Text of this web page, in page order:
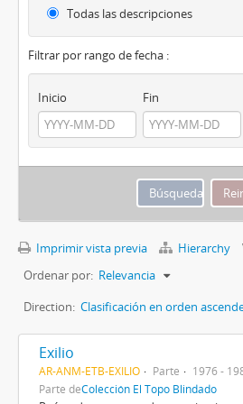
Todas las descripciones
Filtrar por rango de fecha :
Inicio Fin
Imprimir vista previa Hierarchy
Ordenar por: Relevancia
Direction: Clasificación en orden
Exilio
AR-ANM-ETB-EXILIO Parte
1976 -
Parte deColección El Topo Blindado